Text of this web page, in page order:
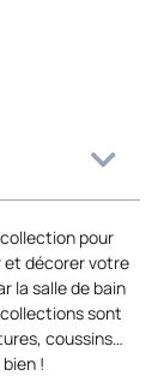
pour
et décorer votre
la salle de bain
sont
coussins…
!